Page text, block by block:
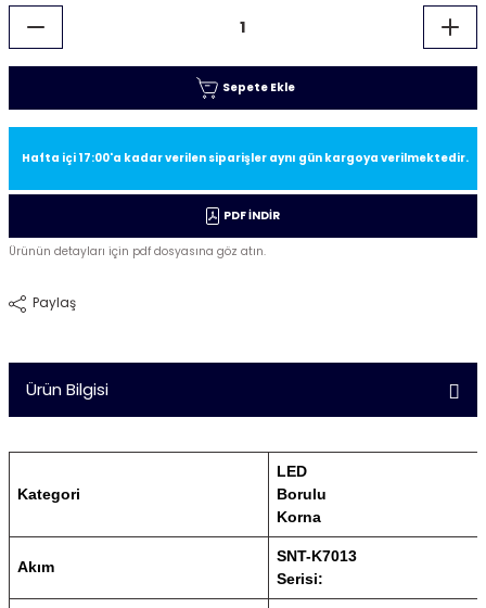
Sepete Ekle
Hafta içi 17:00'a kadar verilen siparişler aynı gün kargoya verilmektedir.
PDF İNDİR
Ürünün detayları için pdf dosyasına göz atın.
Paylaş
Ürün Bilgisi
Kategori
LED
Borulu
Korna
Akım
SNT-K7013
Serisi: